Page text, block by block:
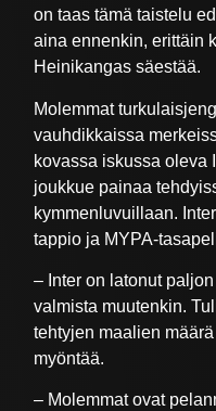
on taas tämä taistelu
aina ennenkin, erittäin
Heinikangas säestää.
Molemmat
vauhdikkaissa
kovassa iskussa oleva
joukkue painaa
kymmenluvuillaan.
tappio ja MYPA-
– Inter on latonut
valmista muutenkin.
tehtyjen maalien
myöntää.
– Molemmat ovat